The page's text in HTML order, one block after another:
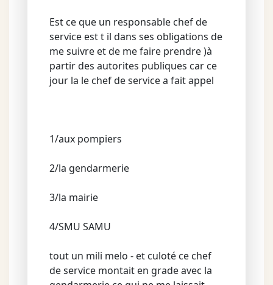
Est ce que un responsable chef de
service est t il dans ses obligations de
me suivre et de me faire prendre )à
partir des autorites publiques car ce
jour la le chef de service a fait appel
1/aux pompiers
2/la gendarmerie
3/la mairie
4/SMU SAMU
tout un mili melo - et culoté ce chef
de service montait en grade avec la